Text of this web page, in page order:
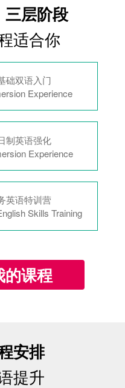
三层阶段
适合你
础双语入门
Experience
制英语强化
Experience
英语特训营
Skills Training
的课程
安排
提升